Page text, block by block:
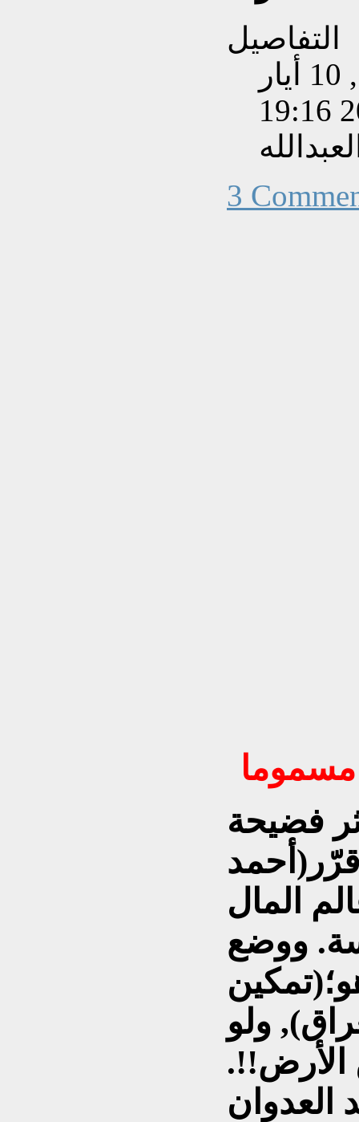
التفاصيل
تم إنشاءه بتاريخ الأربعاء, 10 أيار
3
مسموما
فضيحة
المال
ووضع
ولو
الأرض!!.
العدوان